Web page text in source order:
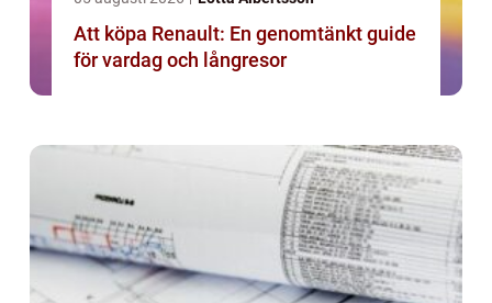
Att köpa Renault: En genomtänkt guide
för vardag och långresor